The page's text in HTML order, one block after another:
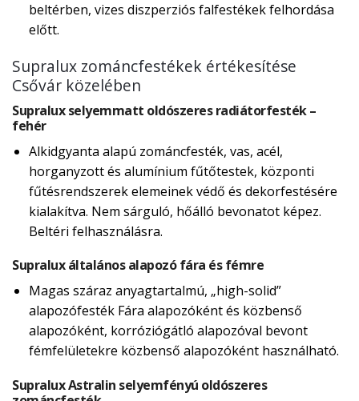
beltérben, vizes diszperziós falfestékek felhordása
előtt.
Supralux zománcfestékek értékesítése
Csővár közelében
Supralux selyemmatt oldószeres radiátorfesték –
fehér
Alkidgyanta alapú zománcfesték, vas, acél,
horganyzott és alumínium fűtőtestek, központi
fűtésrendszerek elemeinek védő és dekorfestésére
kialakítva. Nem sárguló, hőálló bevonatot képez.
Beltéri felhasználásra.
Supralux általános alapozó fára és fémre
Magas száraz anyagtartalmú, „high-solid”
alapozófesték Fára alapozóként és közbenső
alapozóként, korróziógátló alapozóval bevont
fémfelületekre közbenső alapozóként használható.
Supralux Astralin selyemfényú oldószeres